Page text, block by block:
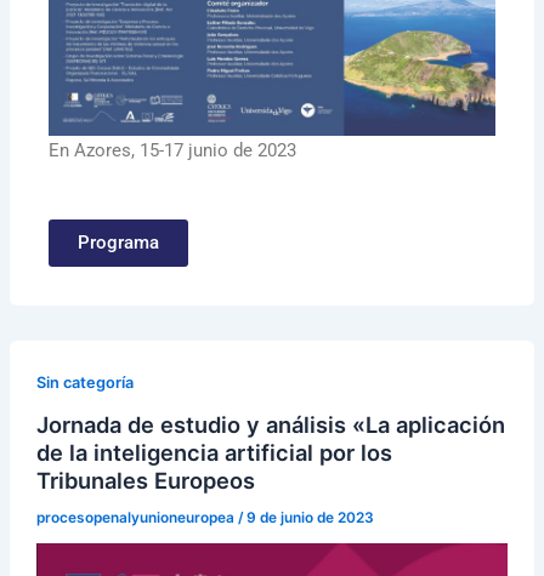
En Azores, 15-17 junio de 2023
Programa
Sin categoría
Jornada de estudio y análisis «La aplicación
de la inteligencia artificial por los
Tribunales Europeos
procesopenalyunioneuropea /9 de junio de 2023